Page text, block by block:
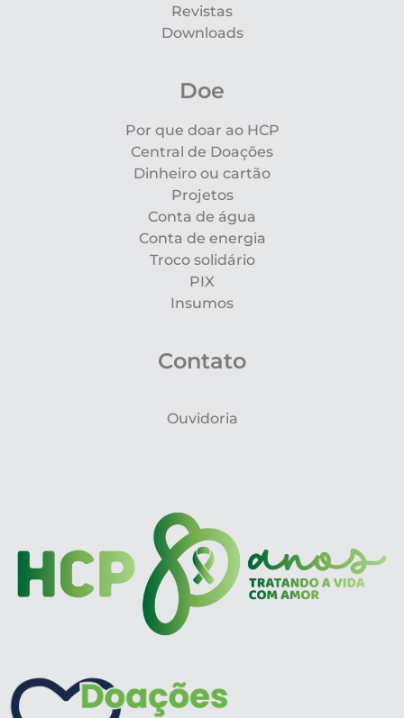
Revistas
Downloads
Doe
Por que doar ao HCP
Central de Doações
Dinheiro ou cartão
Projetos
Conta de água
Conta de energia
Troco solidário
PIX
Insumos
Contato
Ouvidoria